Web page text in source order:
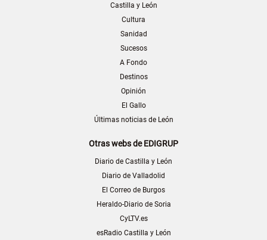
Castilla y León
Cultura
Sanidad
Sucesos
A Fondo
Destinos
Opinión
El Gallo
Últimas noticias de León
Otras webs de EDIGRUP
Diario de Castilla y León
Diario de Valladolid
El Correo de Burgos
Heraldo-Diario de Soria
CyLTV.es
esRadio Castilla y León